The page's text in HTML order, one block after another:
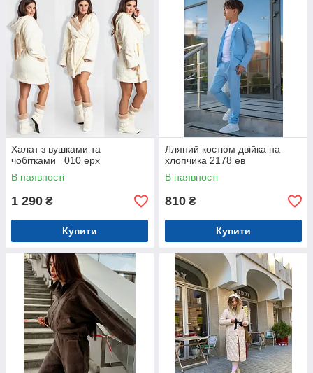
Халат з вушками та
чобітками 010 ерх
В наявності
1 290 ₴
Купити
Лляний костюм двійка на
хлопчика 2178 ев
В наявності
810 ₴
Купити